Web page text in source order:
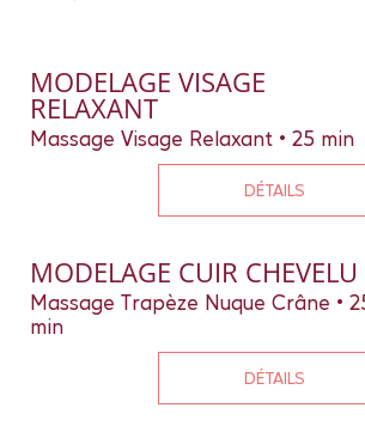
MODELAGE VISAGE
RELAXANT
Massage Visage Relaxant • 25 min
DÉTAILS
MODELAGE CUIR CHEVELU
Massage Trapèze Nuque Crâne •
min
DÉTAILS